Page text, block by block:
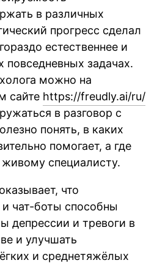
в различных
прогресс сделал
естественнее и
повседневных задачах.
можно на
сайте https://freudly.ai/ru/
в разговор с
понять, в каких
помогает, а где
специалисту.
что
и чат-боты способны
депрессии и тревоги в
и улучшать
и среднетяжёлых